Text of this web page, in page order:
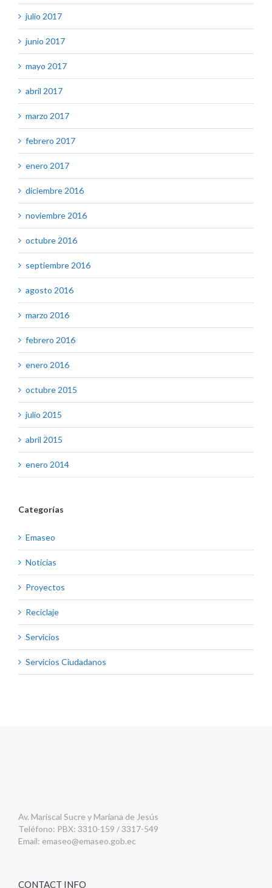
julio 2017
junio 2017
mayo 2017
abril 2017
marzo 2017
febrero 2017
enero 2017
diciembre 2016
noviembre 2016
octubre 2016
septiembre 2016
agosto 2016
marzo 2016
febrero 2016
enero 2016
octubre 2015
julio 2015
abril 2015
enero 2014
Categorías
Emaseo
Noticias
Proyectos
Reciclaje
Servicios
Servicios Ciudadanos
Av. Mariscal Sucre y Mariana de Jesús
Teléfono: PBX: 3310-159 / 3317-549
Email: emaseo@emaseo.gob.ec
CONTACT INFO